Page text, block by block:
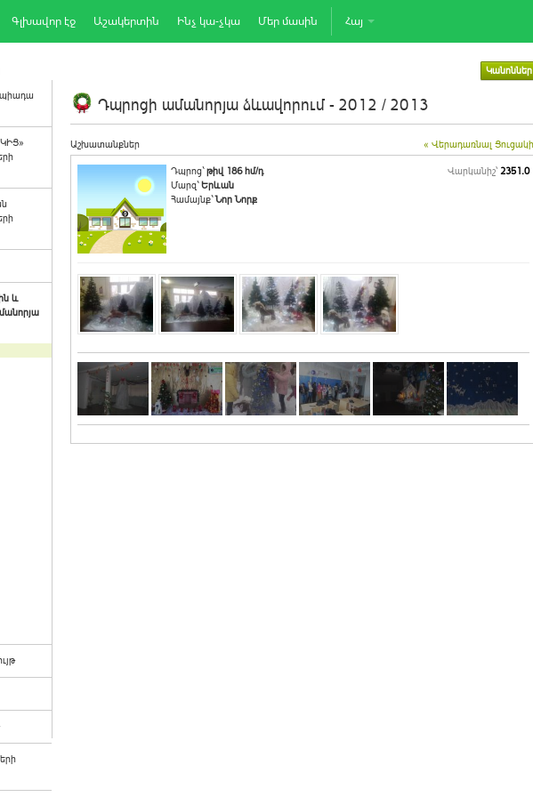
Գլխավոր էջ Աշակերտին Ինչ կա-չկա Մեր մասին Հայ
Կանոններ
և
Դպրոցի ամանորյա ձևավորում - 2012 / 2013
Աշխատանքներ « Վերադառնալ
Դպրոց`թիվ 186 հմ/դ
Մարզ`Երևան
Համայնք`Նոր Նորք
Վարկանիշ՝ 2351.0